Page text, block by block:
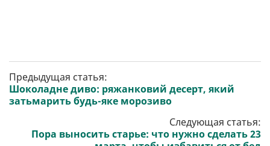
Предыдущая статья:
Шоколадне диво: ряжанковий десерт, який
затьмарить будь-яке морозиво
Следующая статья:
Пора выносить старье: что нужно сделать 23